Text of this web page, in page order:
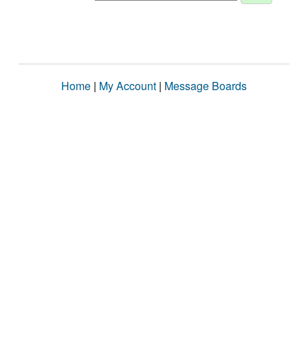
Home | My Account | Message Boards